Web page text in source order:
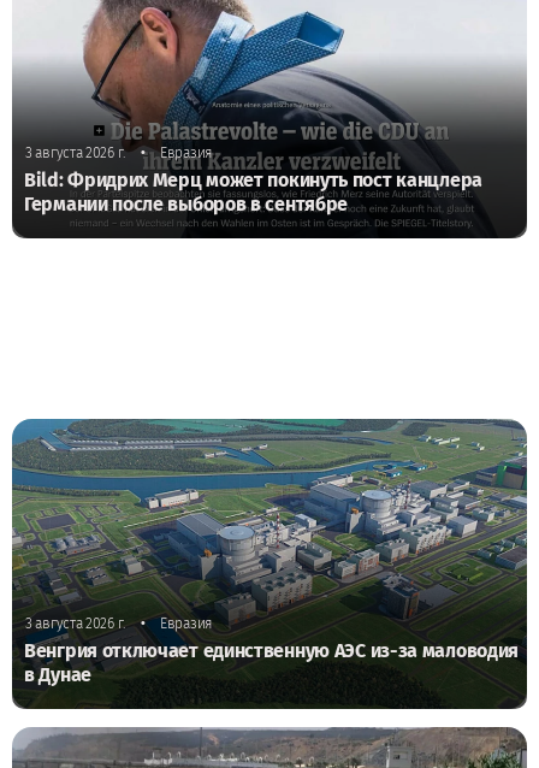
3 августа 2026 г. • Евразия
Bild: Фридрих Мерц может покинуть пост канцлера
Германии после выборов в сентябре
3 августа 2026 г. • Евразия
Венгрия отключает единственную АЭС из-за маловодия
в Дунае